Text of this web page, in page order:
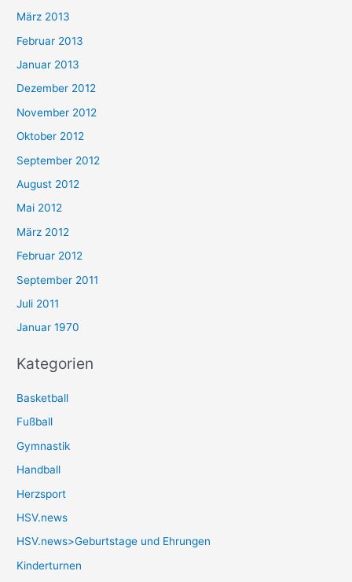
März 2013
Februar 2013
Januar 2013
Dezember 2012
November 2012
Oktober 2012
September 2012
August 2012
Mai 2012
März 2012
Februar 2012
September 2011
Juli 2011
Januar 1970
Kategorien
Basketball
Fußball
Gymnastik
Handball
Herzsport
HSV.news
HSV.news>Geburtstage und Ehrungen
Kinderturnen